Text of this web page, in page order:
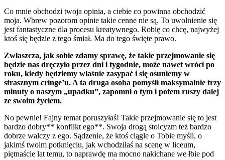
Co mnie obchodzi twoja opinia, a ciebie co powinna obchodzić
moja. Wbrew pozorom opinie takie cenne nie są. To uwolnienie się
jest fantastyczne dla procesu kreatywnego. Robię co chcę, najwyżej
ktoś się będzie z tego śmiał. Ma do tego święte prawo.
Zwłaszcza, jak sobie zdamy sprawę, że takie przejmowanie się
będzie nas dręczyło przez dni i tygodnie, może nawet wróci po
roku, kiedy będziemy właśnie zasypać i się osuniemy w
strasznym cringe’u. A ta druga osoba pomyśli maksymalnie trzy
minuty o naszym „upadku”, zapomni o tym i potem ruszy dalej
ze swoim życiem.
No pewnie! Fajny temat poruszyłaś! Takie przejmowanie się to jest
bardzo dobry** konflikt ego**. Swoja drogą stoicyzm też bardzo
dobrze walczy z ego. Sądzenie, że ktoś ciągle o Tobie myśli, o
jakimś twoim potknięciu, jak wchodziłaś na scenę w liceum,
piętnaście lat temu, to naprawdę ma mocno nakichane we łbie pod